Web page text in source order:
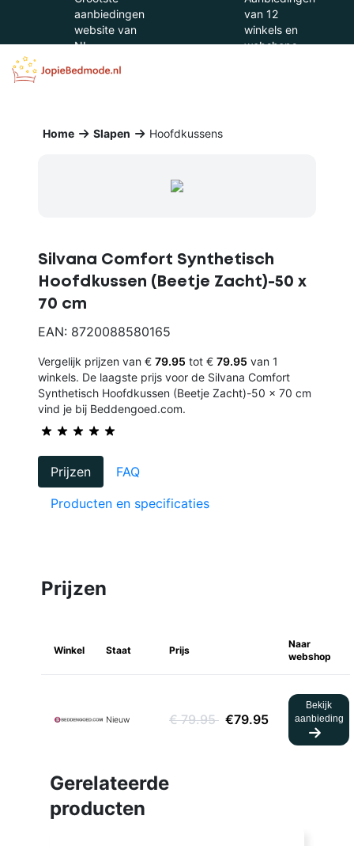
aanbiedingen
website van
NL
van 12
winkels en
webshops
Home Slapen Hoofdkussens
Silvana Comfort Synthetisch
Hoofdkussen (Beetje Zacht)-50 x
70 cm
EAN: 8720088580165
Vergelijk prijzen van € 79.95 tot € 79.95 van 1
winkels. De laagste prijs voor de Silvana Comfort
Synthetisch Hoofdkussen (Beetje Zacht)-50 x 70 cm
vind je bij Beddengoed.com.
Prijzen
FAQ
Producten en specificaties
Prijzen
Winkel Staat Prijs
Naar
webshop
Nieuw € 79.95 €79.95
Bekijk
aanbieding
Gerelateerde
producten